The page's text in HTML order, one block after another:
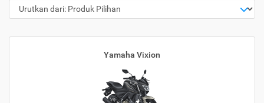
Yamaha Vixion